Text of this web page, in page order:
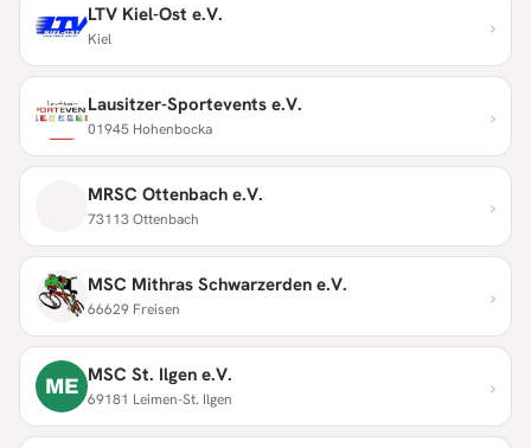
LTV Kiel-Ost e.V.
Kiel ›
Lausitzer-Sportevents e.V.
01945 Hohenbocka ›
MRSC Ottenbach e.V.
73113 Ottenbach ›
MSC Mithras Schwarzerden e.V.
66629 Freisen ›
ME MSC St. Ilgen e.V.
69181 Leimen-St. Ilgen ›